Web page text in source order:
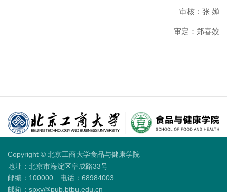
审核：张 婵
审定：郑喜姣
Copyright © 北京工商大学食品与健康学院
地址：北京市海淀区阜成路33号
邮编：100000
电话：68984003
邮箱：spxy@pub.btbu.edu.cn